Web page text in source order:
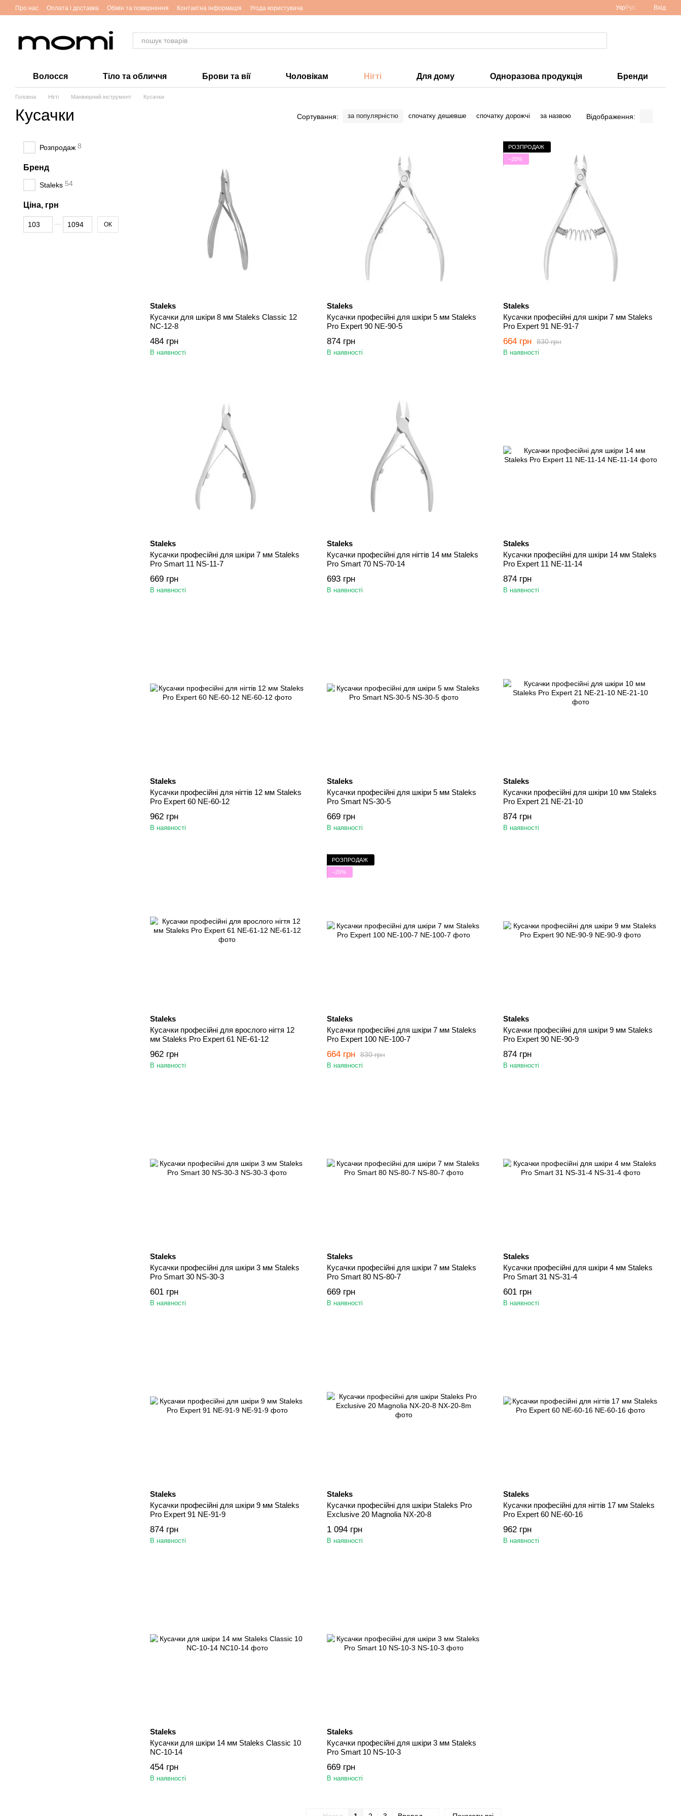
Перейти до основного контенту
Про нас Оплата і доставка Обмін та повернення Контактна інформація Угода користувача Укр Рус Вхід
Волосся Тіло та обличчя Брови та вії Чоловікам Нігті Для дому Одноразова продукція Бренди
Головна Нігті Манікюрний інструмент Кусачки
Кусачки Сортування: за популярністю спочатку дешевше спочатку дорожчі за назвою Відображення:
Staleks
Кусачки для шкіри 8 мм Staleks Classic 12
NC-12-8
484 грн
В наявності
Staleks
Кусачки професійні для шкіри 5 мм Staleks
Pro Expert 90 NE-90-5
874 грн
В наявності
РОЗПРОДАЖ
−20%
Staleks
Кусачки професійні для шкіри 7 мм Staleks
Pro Expert 91 NE-91-7
830 грн
664 грн
В наявності
Staleks
Кусачки професійні для шкіри 7 мм Staleks
Pro Smart 11 NS-11-7
669 грн
В наявності
Staleks
Кусачки професійні для нігтів 14 мм Staleks
Pro Smart 70 NS-70-14
693 грн
В наявності
Staleks
Кусачки професійні для шкіри 14 мм Staleks
Pro Expert 11 NE-11-14
874 грн
В наявності
Staleks
Кусачки професійні для нігтів 12 мм Staleks
Pro Expert 60 NE-60-12
962 грн
В наявності
Staleks
Кусачки професійні для шкіри 5 мм Staleks
Pro Smart NS-30-5
669 грн
В наявності
Staleks
Кусачки професійні для шкіри 10 мм Staleks
Pro Expert 21 NE-21-10
874 грн
В наявності
Staleks
Кусачки професійні для врослого нігтя 12
мм Staleks Pro Expert 61 NE-61-12
962 грн
В наявності
РОЗПРОДАЖ
−20%
Staleks
Кусачки професійні для шкіри 7 мм Staleks
Pro Expert 100 NE-100-7
830 грн
664 грн
В наявності
Staleks
Кусачки професійні для шкіри 9 мм Staleks
Pro Expert 90 NE-90-9
874 грн
В наявності
Staleks
Кусачки професійні для шкіри 3 мм Staleks
Pro Smart 30 NS-30-3
601 грн
В наявності
Staleks
Кусачки професійні для шкіри 7 мм Staleks
Pro Smart 80 NS-80-7
669 грн
В наявності
Staleks
Кусачки професійні для шкіри 4 мм Staleks
Pro Smart 31 NS-31-4
601 грн
В наявності
Staleks
Кусачки професійні для шкіри 9 мм Staleks
Pro Expert 91 NE-91-9
874 грн
В наявності
Staleks
Кусачки професійні для шкіри Staleks Pro
Exclusive 20 Magnolia NX-20-8
1 094 грн
В наявності
Staleks
Кусачки професійні для нігтів 17 мм Staleks
Pro Expert 60 NE-60-16
962 грн
В наявності
Staleks
Кусачки для шкіри 14 мм Staleks Classic 10
NC-10-14
454 грн
В наявності
Staleks
Кусачки професійні для шкіри 3 мм Staleks
Pro Smart 10 NS-10-3
669 грн
В наявності
Розпродаж 8
Бренд
Staleks 54
Ціна, грн
Від Ціна, грн
До Ціна, грн ОК